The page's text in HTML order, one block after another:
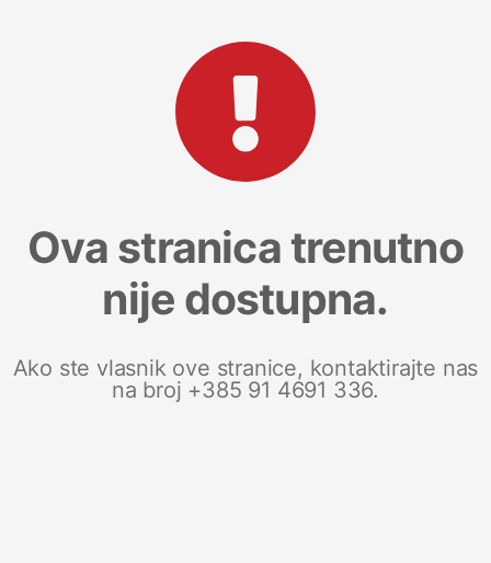
Ova stranica trenutno
nije dostupna.
Ako ste vlasnik ove stranice, kontaktirajte nas
na broj +385 91 4691 336.